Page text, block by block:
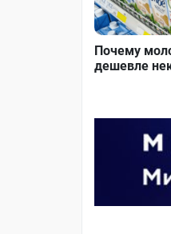
Почему
дешевле